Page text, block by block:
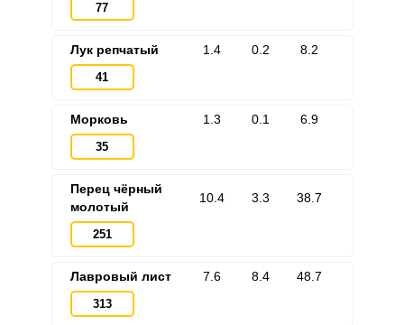
77
Лук репчатый
41
1.4 0.2 8.2
Морковь
35
1.3 0.1 6.9
Перец чёрный
молотый
251
10.4 3.3 38.7
Лавровый лист
313
7.6 8.4 48.7